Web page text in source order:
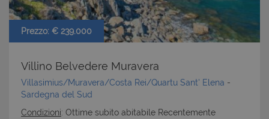
Prezzo: € 239.000
Villino Belvedere Muravera
Villasimius/Muravera/Costa Rei/Quartu Sant' Elena -
Sardegna del Sud
Condizioni: Ottime subito abitabile Recentemente
cookie strettamente necessari.
Nome
Provider/Dominio
Scadenza
PHP.net
Sessione